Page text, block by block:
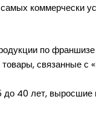
коммерчески
по
связанные с
40 лет, выросшие